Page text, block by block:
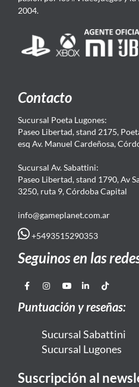
2004.
Contacto
Sucursal Poeta Lugones:
Paseo Libertad, stand 2175,
esq Av. Manuel Cardeñosa,
Sucursal Av. Sabattini:
Paseo Libertad, stand 1790, Av
3250, ruta 9, Córdoba Capital
info@gameplanet.com.ar
+5493515290353
Seguinos en las
Puntuación y reseñas:
Sucursal Sabattini
Sucursal Lugones
Suscripción al